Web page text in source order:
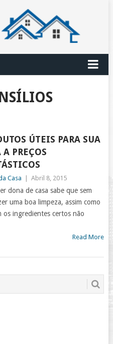
ÚTEIS PARA SUA
A PREÇOS
Casa Abril 8, 2015
dona de casa sabe que sem
uma boa limpeza, assim como
os ingredientes certos não
Read More